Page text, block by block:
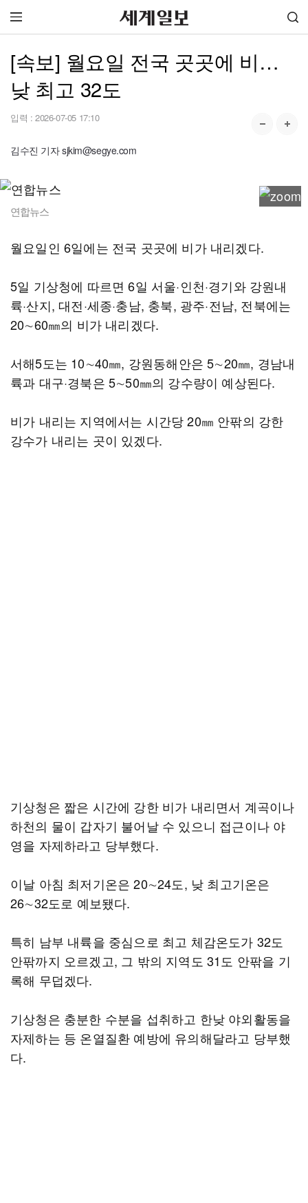
[속보] 월요일 전국 곳곳에 비…
낮 최고 32도
입력 : 2026-07-05 17:10
김수진 기자 sjkim@segye.com
연합뉴스
월요일인 6일에는 전국 곳곳에 비가 내리겠다.
5일 기상청에 따르면 6일 서울·인천·경기와 강원내
륙·산지, 대전·세종·충남, 충북, 광주·전남, 전북에는
20∼60㎜의 비가 내리겠다.
서해5도는 10∼40㎜, 강원동해안은 5∼20㎜, 경남내
륙과 대구·경북은 5∼50㎜의 강수량이 예상된다.
비가 내리는 지역에서는 시간당 20㎜ 안팎의 강한
강수가 내리는 곳이 있겠다.
기상청은 짧은 시간에 강한 비가 내리면서 계곡이나
하천의 물이 갑자기 불어날 수 있으니 접근이나 야
영을 자제하라고 당부했다.
이날 아침 최저기온은 20∼24도, 낮 최고기온은
26∼32도로 예보됐다.
특히 남부 내륙을 중심으로 최고 체감온도가 32도
안팎까지 오르겠고, 그 밖의 지역도 31도 안팎을 기
록해 무덥겠다.
기상청은 충분한 수분을 섭취하고 한낮 야외활동을
자제하는 등 온열질환 예방에 유의해달라고 당부했
다.